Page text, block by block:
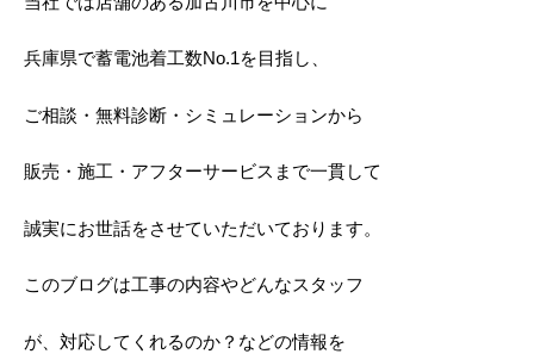
兵庫県で蓄電池着工数No.1を目指し、
ご相談・無料診断・シミュレーションから
販売・施工・アフターサービスまで一貫して
誠実にお世話をさせていただいております。
このブログは工事の内容やどんなスタッフ
が、対応してくれるのか？などの情報を